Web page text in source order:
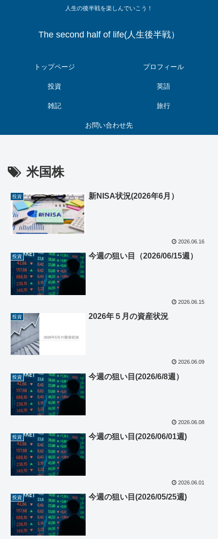
人生の後半戦を楽しんでいこう！
The second half of life(人生後半戦）
トップページ プロフィール
投資 英語
雑記 旅行
お問い合わせ先
米国株
投資 新NISA状況(2026年6月）
2026.06.16
投資 今週の狙い目（2026/06/15週）
2026.06.15
投資 2026年５月の資産状況
2026.06.09
投資 今週の狙い目(2026/6/8週）
2026.06.08
投資 今週の狙い目(2026/06/01週)
2026.06.01
投資 今週の狙い目(2026/05/25週)